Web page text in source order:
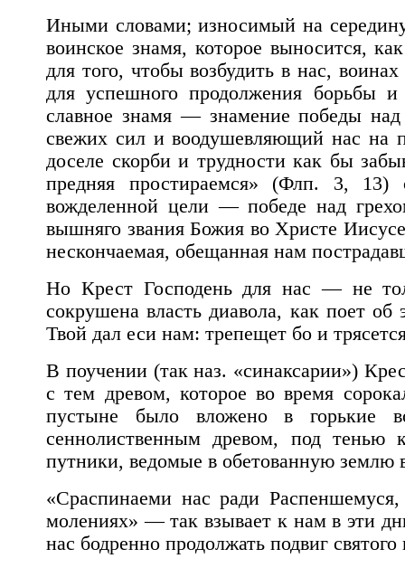
Иными словами; износимый на
воинское знамя, которое выносится,
для того, чтобы возбудить в нас,
для успешного продолжения борьбы
славное знамя — знамение победы
свежих сил и воодушевляющий нас на
доселе скорби и трудности как бы
предняя простираемся» (Флп. 3,
вожделенной цели — победе над
вышняго звания Божия во Христе
нескончаемая, обещанная нам
Но Крест Господень для нас — не
сокрушена власть диавола, как поет
Твой дал еси нам: трепещет бо и
В поучении (так наз. «синаксарии»)
с тем древом, которое во время
пустыне было вложено в
сеннолиственным древом, под тенью
путники, ведомые в обетованную землю
«Сраспинаеми нас ради
молениях» — так взывает к нам в эти
нас бодренно продолжать подвиг